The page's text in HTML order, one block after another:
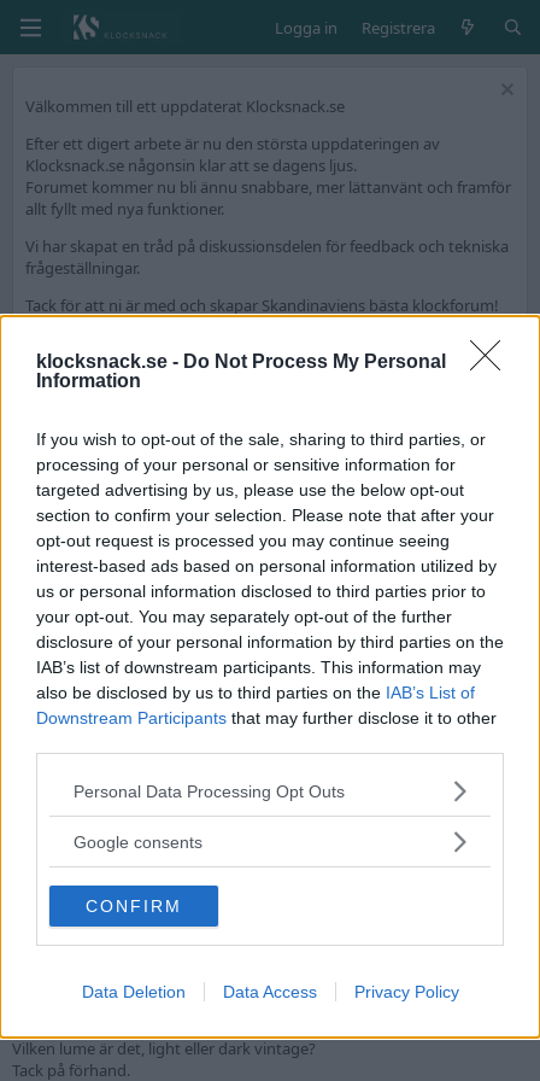
klocksnack.se - Do Not Process My Personal
Information
If you wish to opt-out of the sale, sharing to third parties, or
processing of your personal or sensitive information for
targeted advertising by us, please use the below opt-out
section to confirm your selection. Please note that after your
opt-out request is processed you may continue seeing
interest-based ads based on personal information utilized by
us or personal information disclosed to third parties prior to
your opt-out. You may separately opt-out of the further
disclosure of your personal information by third parties on the
IAB’s list of downstream participants. This information may
also be disclosed by us to third parties on the IAB’s List of
Downstream Participants that may further disclose it to other
Please note that this website/app uses one or more Google
not limited to your visit or usage behaviour. You may click to
use your data for below specified purposes in below Google
consent section.
Personal Data Processing Opt Outs
Google consents
CONFIRM
Data Deletion Data Access Privacy Policy
Logga in Registrera
Välkommen till ett uppdaterat Klocksnack.se
Efter ett digert arbete är nu den största uppdateringen av
Klocksnack.se någonsin klar att se dagens ljus.
Forumet kommer nu bli ännu snabbare, mer lättanvänt och framför
allt fyllt med nya funktioner.
Vi har skapat en tråd på diskussionsdelen för feedback och tekniska
frågeställningar.
Tack för att ni är med och skapar Skandinaviens bästa klockforum!
S
sventon
Basic·Från Stockholm - Västerås
Blev medlem 31 Januari 2017
Meddelanden
134
Reaktionsresultat
210
Profilinlägg Senaste aktivitet Inlägg Om
sventon 16 Augusti 2018
Hallå, det är dark vintage. Köpte den i första batchen innan de
introducerade de andra lumen. /MVH Micke
Vilken lume är det, light eller dark vintage?
Tack på förhand.